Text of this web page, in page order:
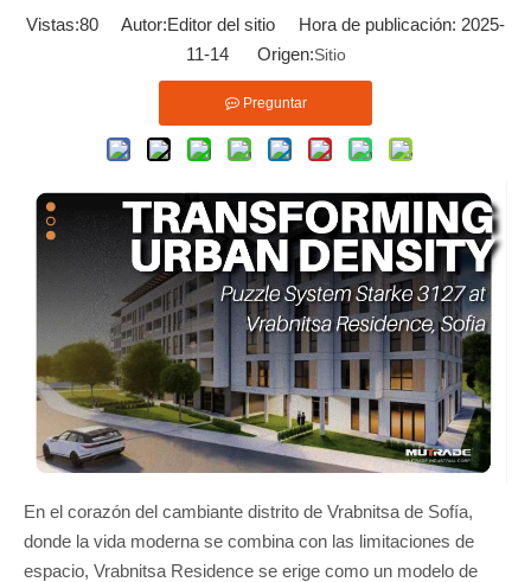
Vistas:80 Autor:Editor del sitio Hora de publicación: 2025-
11-14 Origen:Sitio
Preguntar
En el corazón del cambiante distrito de Vrabnitsa de Sofía,
donde la vida moderna se combina con las limitaciones de
espacio, Vrabnitsa Residence se erige como un modelo de